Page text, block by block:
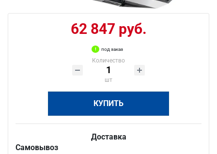
62 847 руб.
под заказ
Количество
шт
КУПИТЬ
Доставка
Самовывоз